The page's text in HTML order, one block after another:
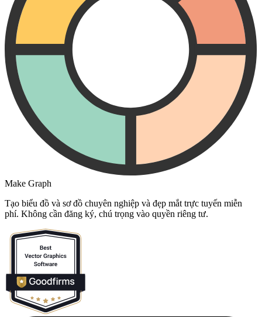
Make Graph
Tạo biểu đồ và sơ đồ chuyên nghiệp và đẹp mắt trực tuyến miễn
phí. Không cần đăng ký, chú trọng vào quyền riêng tư.